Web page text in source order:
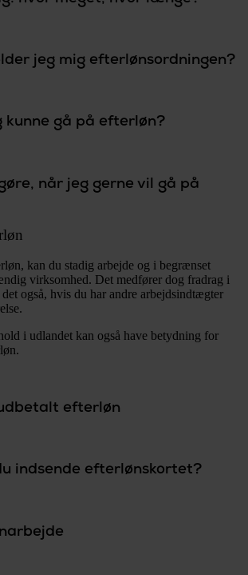
jeg mig efterlønsordningen?
kunne gå på efterløn?
når jeg gerne vil gå på
kan du stadig arbejde og i begrænset
virksomhed. Det medfører dog fradrag i
også, hvis du har andre arbejdsindtægter
i udlandet kan også have betydning for
efterløn
indsende efterlønskortet?